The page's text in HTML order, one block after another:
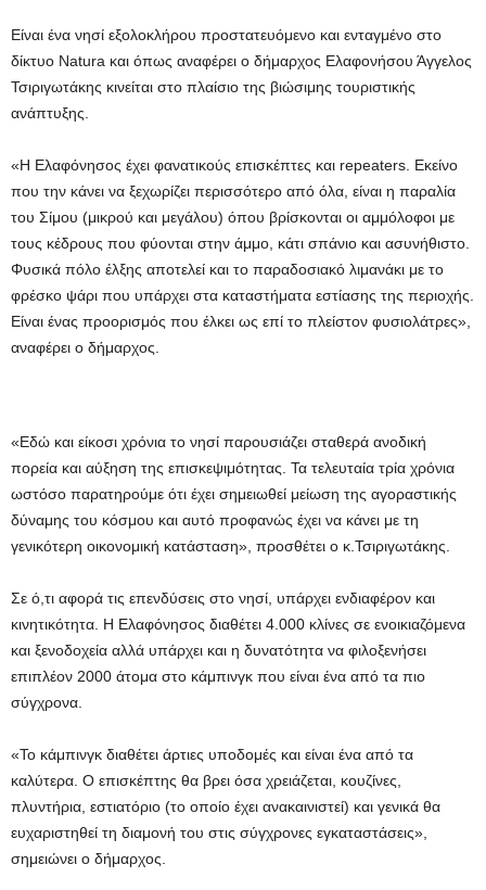
Είναι ένα νησί εξολοκλήρου προστατευόμενο και ενταγμένο στο
δίκτυο Natura και όπως αναφέρει ο δήμαρχος Ελαφονήσου Άγγελος
Τσιριγωτάκης κινείται στο πλαίσιο της βιώσιμης τουριστικής
ανάπτυξης.
«Η Ελαφόνησος έχει φανατικούς επισκέπτες και repeaters. Εκείνο
που την κάνει να ξεχωρίζει περισσότερο από όλα, είναι η παραλία
του Σίμου (μικρού και μεγάλου) όπου βρίσκονται οι αμμόλοφοι με
τους κέδρους που φύονται στην άμμο, κάτι σπάνιο και ασυνήθιστο.
Φυσικά πόλο έλξης αποτελεί και το παραδοσιακό λιμανάκι με το
φρέσκο ψάρι που υπάρχει στα καταστήματα εστίασης της περιοχής.
Είναι ένας προορισμός που έλκει ως επί το πλείστον φυσιολάτρες»,
αναφέρει ο δήμαρχος.
«Εδώ και είκοσι χρόνια το νησί παρουσιάζει σταθερά ανοδική
πορεία και αύξηση της επισκεψιμότητας. Τα τελευταία τρία χρόνια
ωστόσο παρατηρούμε ότι έχει σημειωθεί μείωση της αγοραστικής
δύναμης του κόσμου και αυτό προφανώς έχει να κάνει με τη
γενικότερη οικονομική κατάσταση», προσθέτει ο κ.Τσιριγωτάκης.
Σε ό,τι αφορά τις επενδύσεις στο νησί, υπάρχει ενδιαφέρον και
κινητικότητα. Η Ελαφόνησος διαθέτει 4.000 κλίνες σε ενοικιαζόμενα
και ξενοδοχεία αλλά υπάρχει και η δυνατότητα να φιλοξενήσει
επιπλέον 2000 άτομα στο κάμπινγκ που είναι ένα από τα πιο
σύγχρονα.
«Το κάμπινγκ διαθέτει άρτιες υποδομές και είναι ένα από τα
καλύτερα. Ο επισκέπτης θα βρει όσα χρειάζεται, κουζίνες,
πλυντήρια, εστιατόριο (το οποίο έχει ανακαινιστεί) και γενικά θα
ευχαριστηθεί τη διαμονή του στις σύγχρονες εγκαταστάσεις»,
σημειώνει ο δήμαρχος.